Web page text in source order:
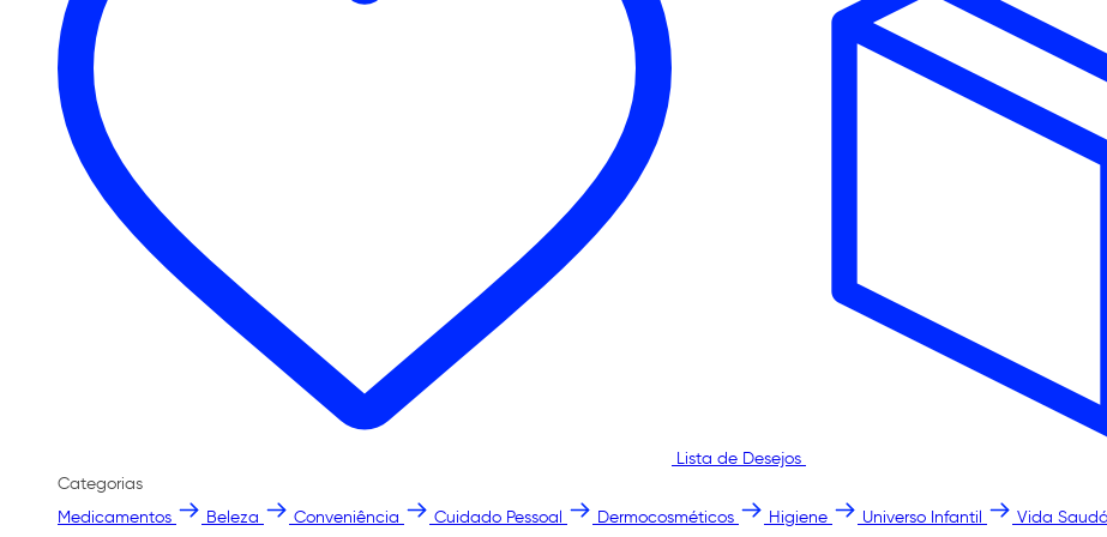
Lista de Desejos
Categorias
Medicamentos
Beleza Conveniência Cuidado Pessoal Dermocosméticos Higiene Universo Infantil Vida